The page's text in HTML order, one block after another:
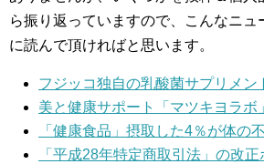
ら振り返っていますので、こんなニュ
に読んで頂ければと思います。
フジッコ独自の乳酸菌サプリメン
美と健康サポート「マツキヨラボ
「健康食品」摂取した4％が体の
「平成28年特定商取引法」の改正